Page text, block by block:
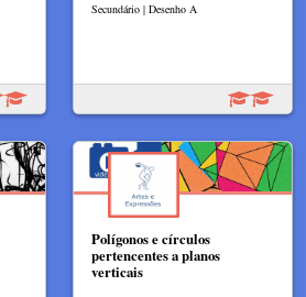
Secundário | Desenho A
Polígonos e círculos
pertencentes a planos
verticais